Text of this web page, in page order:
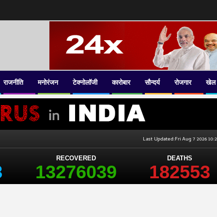
राजनीति मनोरंजन टेक्नोलॉजी कारोबार सौन्दर्य रोजगार खेल